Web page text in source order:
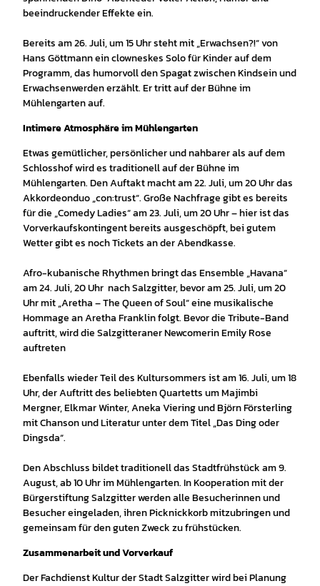
beeindruckender Effekte ein.
Bereits am 26. Juli, um 15 Uhr steht mit „Erwachsen?!“ von
Hans Göttmann ein clowneskes Solo für Kinder auf dem
Programm, das humorvoll den Spagat zwischen Kindsein und
Erwachsenwerden erzählt. Er tritt auf der Bühne im
Mühlengarten auf.
Intimere Atmosphäre im Mühlengarten
Etwas gemütlicher, persönlicher und nahbarer als auf dem
Schlosshof wird es traditionell auf der Bühne im
Mühlengarten. Den Auftakt macht am 22. Juli, um 20 Uhr das
Akkordeonduo „con:trust“. Große Nachfrage gibt es bereits
für die „Comedy Ladies“ am 23. Juli, um 20 Uhr – hier ist das
Vorverkaufskontingent bereits ausgeschöpft, bei gutem
Wetter gibt es noch Tickets an der Abendkasse.
Afro-kubanische Rhythmen bringt das Ensemble „Havana“
am 24. Juli, 20 Uhr nach Salzgitter, bevor am 25. Juli, um 20
Uhr mit „Aretha – The Queen of Soul“ eine musikalische
Hommage an Aretha Franklin folgt. Bevor die Tribute-Band
auftritt, wird die Salzgitteraner Newcomerin Emily Rose
auftreten
Ebenfalls wieder Teil des Kultursommers ist am 16. Juli, um 18
Uhr, der Auftritt des beliebten Quartetts um Majimbi
Mergner, Elkmar Winter, Aneka Viering und Björn Försterling
mit Chanson und Literatur unter dem Titel „Das Ding oder
Dingsda“.
Den Abschluss bildet traditionell das Stadtfrühstück am 9.
August, ab 10 Uhr im Mühlengarten. In Kooperation mit der
Bürgerstiftung Salzgitter werden alle Besucherinnen und
Besucher eingeladen, ihren Picknickkorb mitzubringen und
gemeinsam für den guten Zweck zu frühstücken.
Zusammenarbeit und Vorverkauf
Der Fachdienst Kultur der Stadt Salzgitter wird bei Planung